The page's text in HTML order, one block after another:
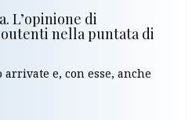
L’opinione di
nella puntata di
e, con esse, anche